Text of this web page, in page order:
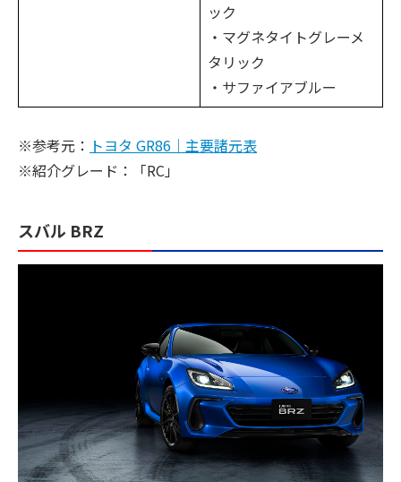
ック
・マグネタイトグレーメ
タリック
・サファイアブルー
※参考元： トヨタ GR86｜主要諸元表
※紹介グレード：「RC」
スバル BRZ